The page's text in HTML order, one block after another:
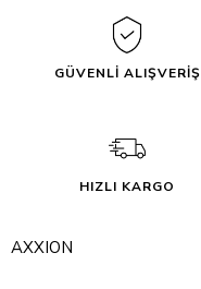
GÜVENLİ ALIŞVERİŞ
HIZLI KARGO
AXXION